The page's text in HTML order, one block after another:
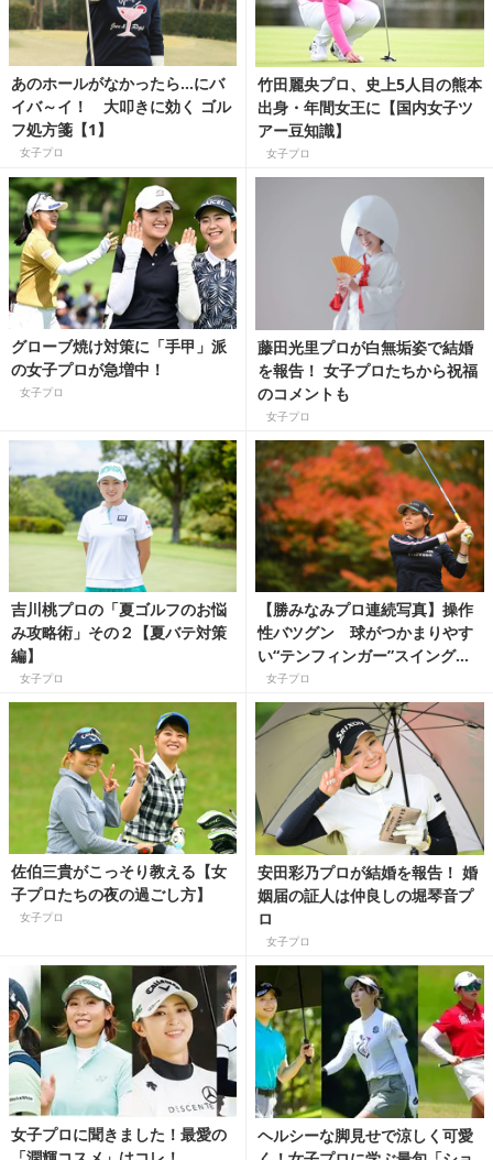
あのホールがなかったら…にバ
イバ～イ！ 大叩きに効く ゴル
フ処方箋【1】
女子プロ
竹田麗央プロ、史上5人目の熊本
出身・年間女王に【国内女子ツ
アー豆知識】
女子プロ
グローブ焼け対策に「手甲」派
の女子プロが急増中！
女子プロ
藤田光里プロが白無垢姿で結婚
を報告！ 女子プロたちから祝福
のコメントも
女子プロ
吉川桃プロの「夏ゴルフのお悩
み攻略術」その２【夏バテ対策
編】
女子プロ
【勝みなみプロ連続写真】操作
性バツグン 球がつかまりやす
い“テンフィンガー”スイングを
プロコーチが解説！
女子プロ
佐伯三貴がこっそり教える【女
子プロたちの夜の過ごし方】
女子プロ
安田彩乃プロが結婚を報告！ 婚
姻届の証人は仲良しの堀琴音プ
ロ
女子プロ
女子プロに聞きました！最愛の
ヘルシーな脚見せで涼しく可愛